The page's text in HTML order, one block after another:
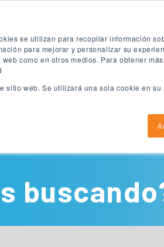
se utilizan para recopilar información
para mejorar y personalizar su
como en otros medios. Para obtener
sitio web. Se utilizará una sola cookie en